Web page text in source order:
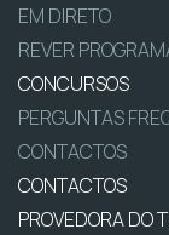
EM DIRETO
REVER
CONCURSOS
PERGUNTAS
CONTACTOS
CONTACTOS
PROVEDORA DO